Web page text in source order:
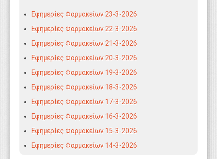
Εφημερίες Φαρμακείων 23-3-2026
Εφημερίες Φαρμακείων 22-3-2026
Εφημερίες Φαρμακείων 21-3-2026
Εφημερίες Φαρμακείων 20-3-2026
Εφημερίες Φαρμακείων 19-3-2026
Εφημερίες Φαρμακείων 18-3-2026
Εφημερίες Φαρμακείων 17-3-2026
Εφημερίες Φαρμακείων 16-3-2026
Εφημερίες Φαρμακείων 15-3-2026
Εφημερίες Φαρμακείων 14-3-2026